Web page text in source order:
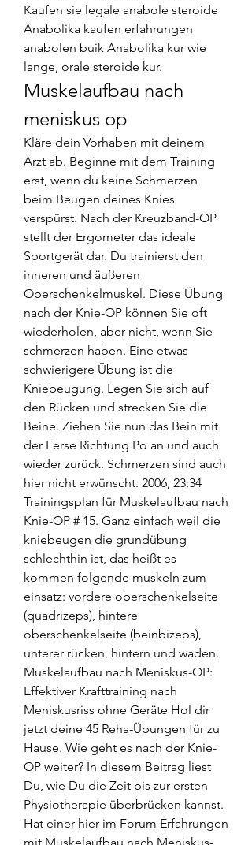
Kaufen sie legale anabole steroide
Anabolika kaufen erfahrungen
anabolen buik Anabolika kur wie
lange, orale steroide kur.
Muskelaufbau nach
meniskus op
Kläre dein Vorhaben mit deinem
Arzt ab. Beginne mit dem Training
erst, wenn du keine Schmerzen
beim Beugen deines Knies
verspürst. Nach der Kreuzband-OP
stellt der Ergometer das ideale
Sportgerät dar. Du trainierst den
inneren und äußeren
Oberschenkelmuskel. Diese Übung
nach der Knie-OP können Sie oft
wiederholen, aber nicht, wenn Sie
schmerzen haben. Eine etwas
schwierigere Übung ist die
Kniebeugung. Legen Sie sich auf
den Rücken und strecken Sie die
Beine. Ziehen Sie nun das Bein mit
der Ferse Richtung Po an und auch
wieder zurück. Schmerzen sind auch
hier nicht erwünscht. 2006, 23:34
Trainingsplan für Muskelaufbau nach
Knie-OP # 15. Ganz einfach weil die
kniebeugen die grundübung
schlechthin ist, das heißt es
kommen folgende muskeln zum
einsatz: vordere oberschenkelseite
(quadrizeps), hintere
oberschenkelseite (beinbizeps),
unterer rücken, hintern und waden.
Muskelaufbau nach Meniskus-OP:
Effektiver Krafttraining nach
Meniskusriss ohne Geräte Hol dir
jetzt deine 45 Reha-Übungen für zu
Hause. Wie geht es nach der Knie-
OP weiter? In diesem Beitrag liest
Du, wie Du die Zeit bis zur ersten
Physiotherapie überbrücken kannst.
Hat einer hier im Forum Erfahrungen